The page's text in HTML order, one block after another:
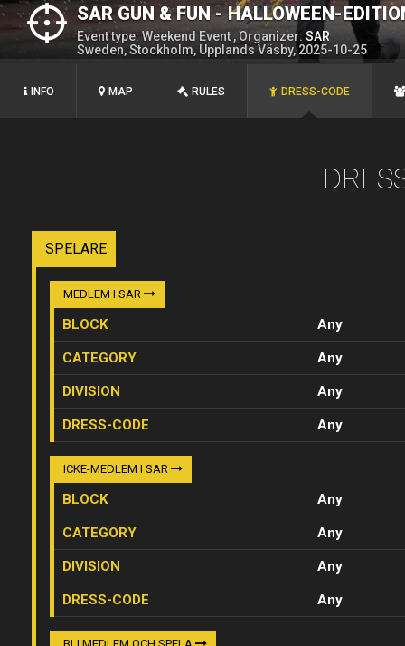
SAR GUN & FUN - HALLOWEEN-
Event type: Weekend Event , Organizer: SAR
Sweden, Stockholm, Upplands Väsby, 2025-10-25
INFO MAP RULES DRESS-CODE
SPELARE
MEDLEM I SAR
BLOCK Any
CATEGORY Any
DIVISION Any
DRESS-CODE Any
ICKE-MEDLEM I SAR
BLOCK Any
CATEGORY Any
DIVISION Any
DRESS-CODE Any